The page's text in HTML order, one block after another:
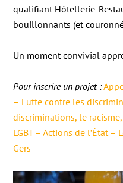
qualifiant Hôtellerie-
bouillonnants (et
Un moment convivial
Pour inscrire un projet :
– Lutte contre les
discriminations, le
LGBT – Actions de l’État –
Gers